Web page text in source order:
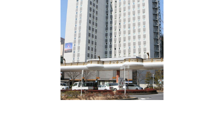
고객 센터 (English)
문의 (Japanse)
문의 (English)